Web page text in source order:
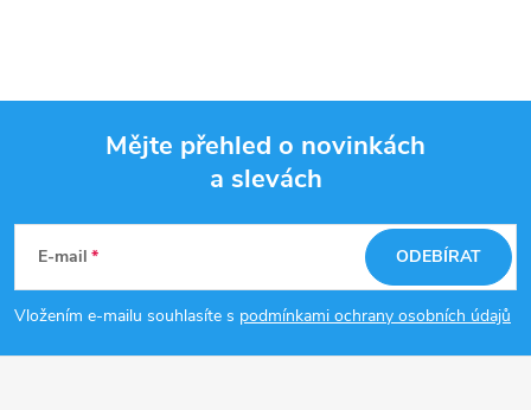
p
a
Mějte přehled o novinkách
a slevách
E-mail
Vložením e-mailu souhlasíte s podmínkami ochrany osobních údajů
ODEBÍRAT